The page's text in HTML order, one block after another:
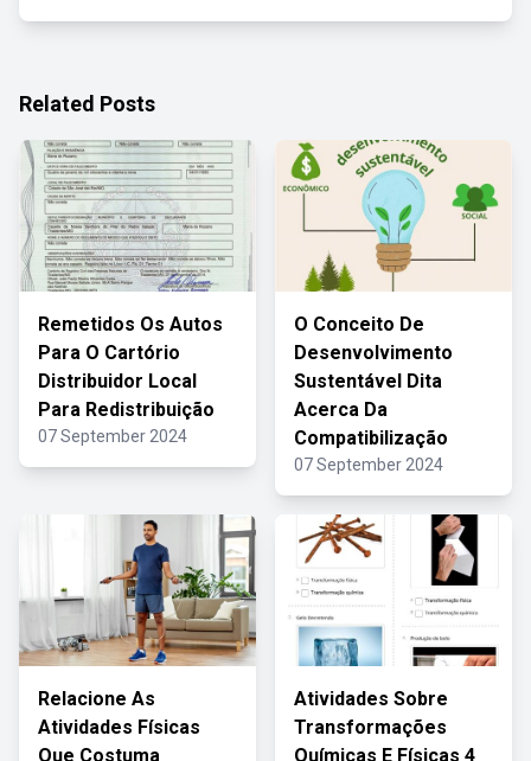
Related Posts
Remetidos Os Autos
Para O Cartório
Distribuidor Local
Para Redistribuição
07 September 2024
O Conceito De
Desenvolvimento
Sustentável Dita
Acerca Da
Compatibilização
07 September 2024
Relacione As
Atividades Físicas
Que Costuma
Atividades Sobre
Transformações
Químicas E Físicas 4